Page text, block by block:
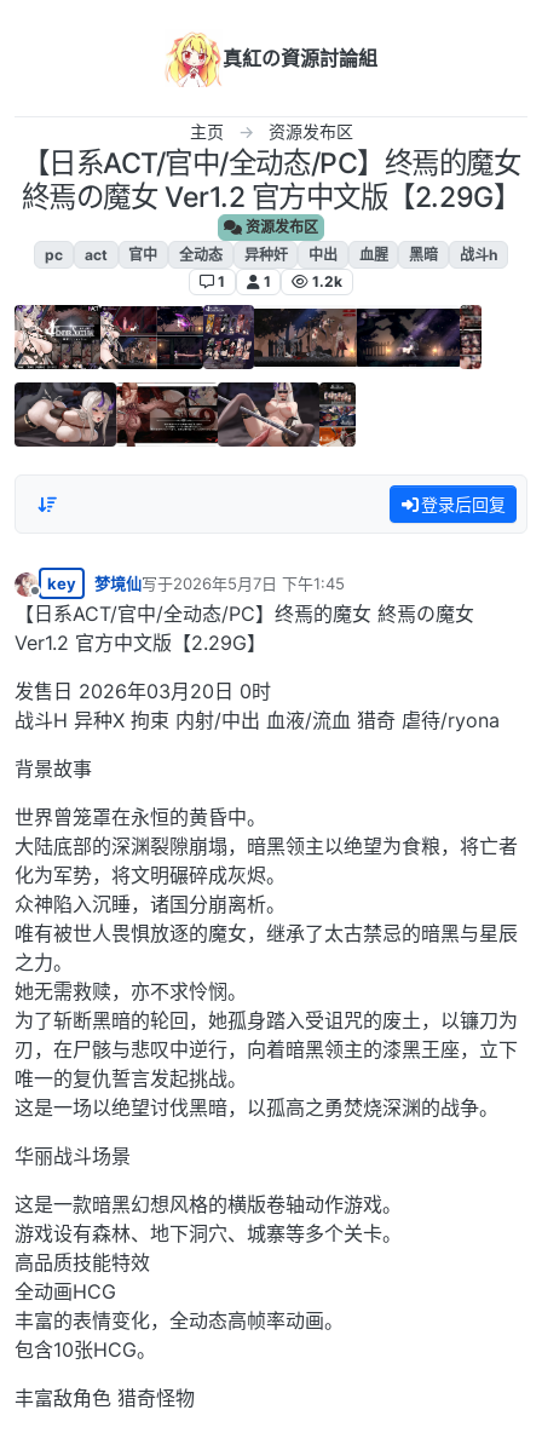
真紅の資源討論組
主页 资源发布区
【日系ACT/官中/全动态/PC】终焉的魔女
終焉の魔女 Ver1.2 官方中文版【2.29G】
资源发布区
pc
act 官中 全动态 异种奸 中出 血腥 黑暗
战斗h
1
1 1.2k
登录后回复
离线
key 梦境仙写于2026年5月7日 下午1:45
最后由 编辑
【日系ACT/官中/全动态/PC】终焉的魔女 終焉の魔女
Ver1.2 官方中文版【2.29G】
发售日 2026年03月20日 0时
战斗H 异种X 拘束 内射/中出 血液/流血 猎奇 虐待/ryona
背景故事
世界曾笼罩在永恒的黄昏中。
大陆底部的深渊裂隙崩塌，暗黑领主以绝望为食粮，将亡者
化为军势，将文明碾碎成灰烬。
众神陷入沉睡，诸国分崩离析。
唯有被世人畏惧放逐的魔女，继承了太古禁忌的暗黑与星辰
之力。
她无需救赎，亦不求怜悯。
为了斩断黑暗的轮回，她孤身踏入受诅咒的废土，以镰刀为
刃，在尸骸与悲叹中逆行，向着暗黑领主的漆黑王座，立下
唯一的复仇誓言发起挑战。
这是一场以绝望讨伐黑暗，以孤高之勇焚烧深渊的战争。
华丽战斗场景
这是一款暗黑幻想风格的横版卷轴动作游戏。
游戏设有森林、地下洞穴、城寨等多个关卡。
高品质技能特效
全动画HCG
丰富的表情变化，全动态高帧率动画。
包含10张HCG。
丰富敌角色 猎奇怪物